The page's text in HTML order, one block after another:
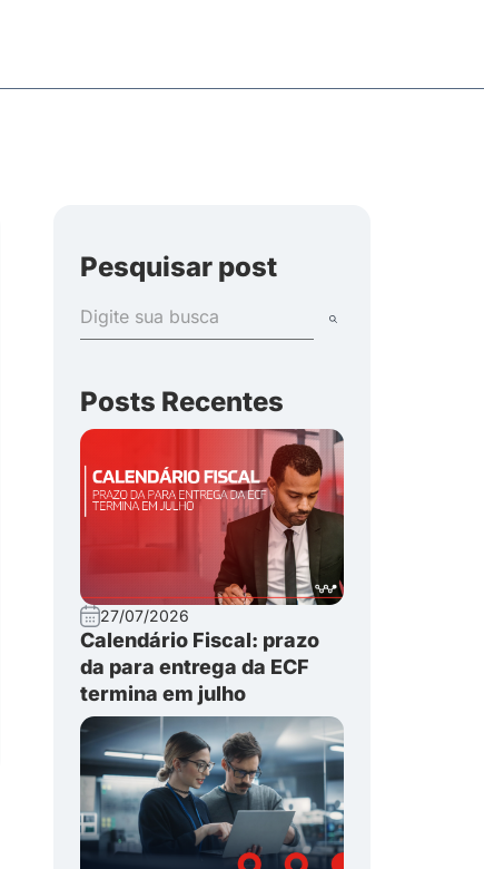
Pesquisar post
Posts Recentes
27/07/2026
Calendário Fiscal: prazo
da para entrega da ECF
termina em julho